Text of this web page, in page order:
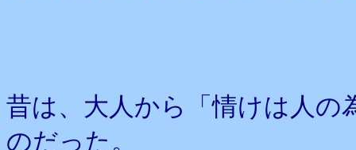
昔は、大人から「情けは人
のだった。